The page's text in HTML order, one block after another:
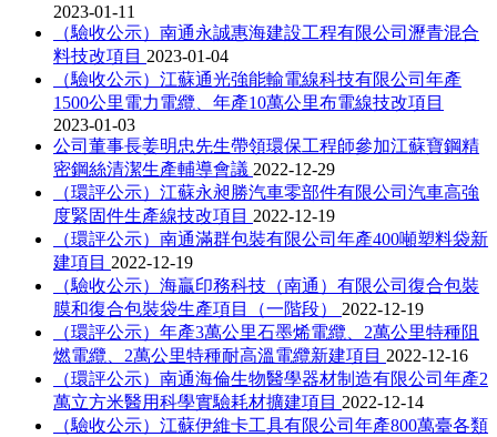
2023-01-11
（驗收公示）南通永誠惠海建設工程有限公司瀝青混合
料技改項目 2023-01-04
（驗收公示）江蘇通光強能輸電線科技有限公司年產
1500公里電力電纜、年產10萬公里布電線技改項目
2023-01-03
公司董事長姜明忠先生帶領環保工程師參加江蘇寶鋼精
密鋼絲清潔生產輔導會議 2022-12-29
（環評公示）江蘇永昶勝汽車零部件有限公司汽車高強
度緊固件生產線技改項目 2022-12-19
（環評公示）南通滿群包裝有限公司年產400噸塑料袋新
建項目 2022-12-19
（驗收公示）海贏印務科技（南通）有限公司復合包裝
膜和復合包裝袋生產項目（一階段） 2022-12-19
（環評公示）年產3萬公里石墨烯電纜、2萬公里特種阻
燃電纜、2萬公里特種耐高溫電纜新建項目 2022-12-16
（環評公示）南通海倫生物醫學器材制造有限公司年產2
萬立方米醫用科學實驗耗材擴建項目 2022-12-14
（驗收公示）江蘇伊維卡工具有限公司年產800萬臺各類